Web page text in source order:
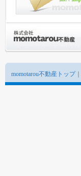
momotarou不動産トップ｜